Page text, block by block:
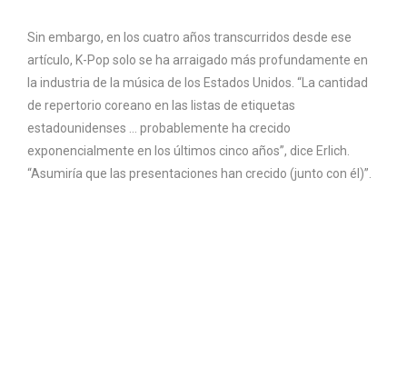
Sin embargo, en los cuatro años transcurridos desde ese
artículo, K-Pop solo se ha arraigado más profundamente en
la industria de la música de los Estados Unidos. “La cantidad
de repertorio coreano en las listas de etiquetas
estadounidenses … probablemente ha crecido
exponencialmente en los últimos cinco años”, dice Erlich.
“Asumiría que las presentaciones han crecido (junto con él)”.